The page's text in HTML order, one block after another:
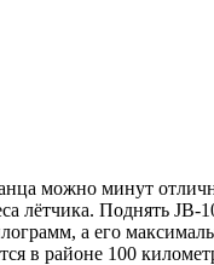
можно минут
лётчика. Поднять JB-
а его
в районе 100